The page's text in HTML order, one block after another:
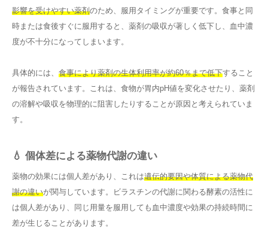
影響を受けやすい薬剤のため、服用タイミングが重要です。食事と同
時または食後すぐに服用すると、薬剤の吸収が著しく低下し、血中濃
度が不十分になってしまいます。
具体的には、 食事により薬剤の生体利用率が約60％まで低下すること
が報告されています。これは、食物が胃内pH値を変化させたり、薬剤
の溶解や吸収を物理的に阻害したりすることが原因と考えられていま
す。
💧 個体差による薬物代謝の違い
薬物の効果には個人差があり、これは遺伝的要因や体質による薬物代
謝の違いが関与しています。ビラスチンの代謝に関わる酵素の活性に
は個人差があり、同じ用量を服用しても血中濃度や効果の持続時間に
差が生じることがあります。